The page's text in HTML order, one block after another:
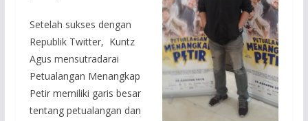
Setelah sukses dengan
Republik Twitter, Kuntz
Agus mensutradarai
Petualangan Menangkap
Petir memiliki garis besar
tentang petualangan dan